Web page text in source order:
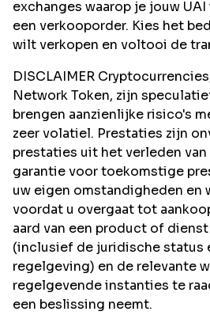
exchanges waarop je jouw
een verkooporder. Kies het
wilt verkopen en voltooi de
DISCLAIMER
Network Token, zijn
brengen aanzienlijke risico's
zeer volatiel. Prestaties zijn
prestaties uit het verleden van
garantie voor toekomstige
uw eigen omstandigheden en
voordat u overgaat tot
aard van een product of
(inclusief de juridische status
regelgeving) en de relevante
regelgevende instanties te
een beslissing neemt.